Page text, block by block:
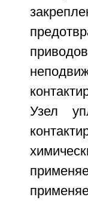
Узел